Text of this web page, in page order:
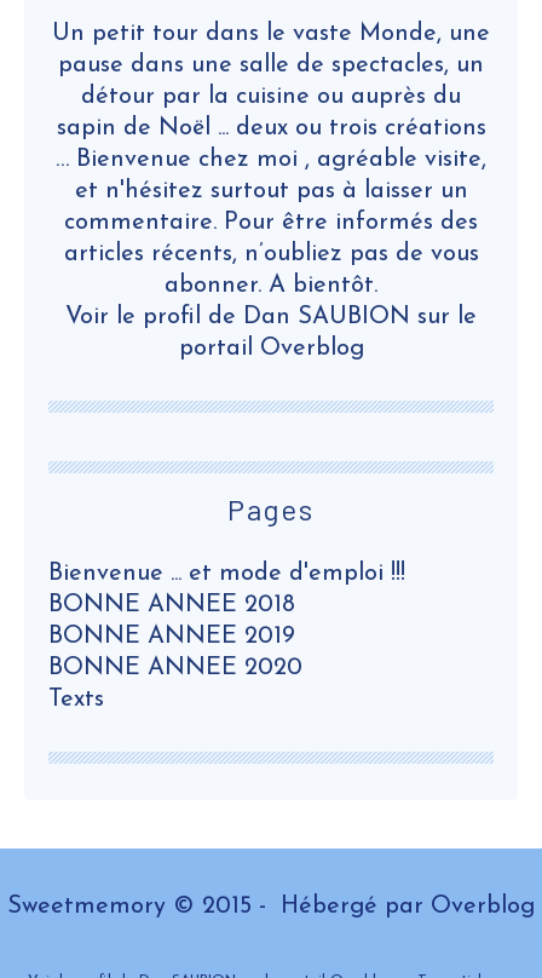
Pages
Bienvenue ... et mode d'emploi !!!
BONNE ANNEE 2018
BONNE ANNEE 2019
BONNE ANNEE 2020
Texts
Un petit tour dans le vaste Monde, une
pause dans une salle de spectacles, un
détour par la cuisine ou auprès du
sapin de Noël ... deux ou trois créations
… Bienvenue chez moi , agréable visite,
et n'hésitez surtout pas à laisser un
commentaire. Pour être informés des
articles récents, n’oubliez pas de vous
abonner. A bientôt.
Voir le profil de Dan SAUBION sur le
portail Overblog
Sweetmemory © 2015 - Hébergé par Overblog